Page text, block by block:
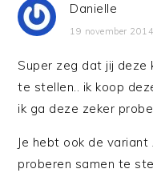
Danielle
19 november
Super zeg dat jij deze
te stellen.. ik koop
ik ga deze zeker
Je hebt ook de
proberen samen te